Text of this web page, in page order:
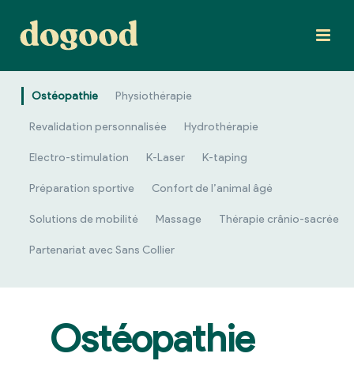
Ostéopathie Physiothérapie
Revalidation personnalisée Hydrothérapie
Electro-stimulation K-Laser K-taping
Préparation sportive Confort de l’animal âgé
Solutions de mobilité Massage Thérapie crânio-sacrée
Partenariat avec Sans Collier
Ostéopathie